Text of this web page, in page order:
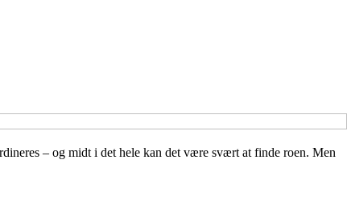
– og midt i det hele kan det være svært at finde roen. Men